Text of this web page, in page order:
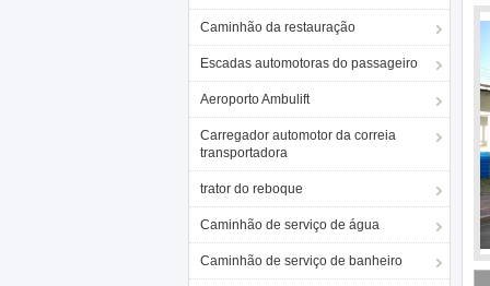
Caminhão da restauração
Escadas automotoras do passageiro
Aeroporto Ambulift
Carregador automotor da correia
transportadora
trator do reboque
Caminhão de serviço de água
Caminhão de serviço de banheiro